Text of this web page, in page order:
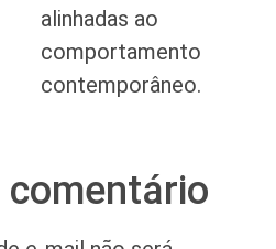
alinhadas ao
comportamento
contemporâneo.
comentário